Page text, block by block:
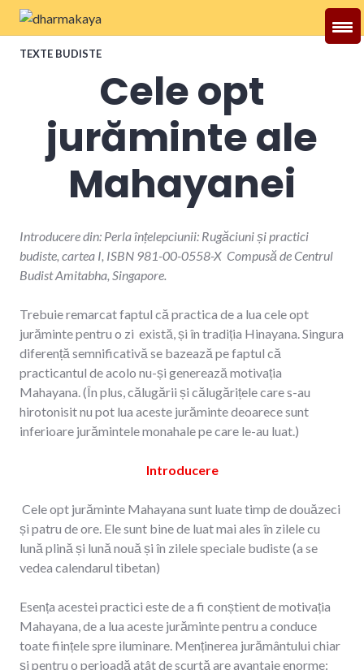
Skip
content
Dharmakaya
TEXTE BUDISTE
Cele opt
jurăminte ale
Mahayanei
Introducere din: Perla înțelepciunii: Rugăciuni și practici
budiste, cartea I, ISBN 981-00-0558-X Compusă de Centrul
Budist Amitabha, Singapore.
Trebuie remarcat faptul că practica de a lua cele opt
jurăminte pentru o zi există, și în tradiția Hinayana. Singura
diferență semnificativă se bazează pe faptul că
practicantul de acolo nu-și generează motivația
Mahayana. (În plus, călugării și călugărițele care s-au
hirotonisit nu pot lua aceste jurăminte deoarece sunt
inferioare jurămintele monahale pe care le-au luat.)
Introducere
Cele opt jurăminte Mahayana sunt luate timp de douăzeci
și patru de ore. Ele sunt bine de luat mai ales în zilele cu
lună plină și lună nouă și în zilele speciale budiste (a se
vedea calendarul tibetan)
Esența acestei practici este de a fi conștient de motivația
Mahayana, de a lua aceste jurăminte pentru a conduce
toate ființele spre iluminare. Menținerea jurământului chiar
și pentru o perioadă atât de scurtă are avantaje enorme: